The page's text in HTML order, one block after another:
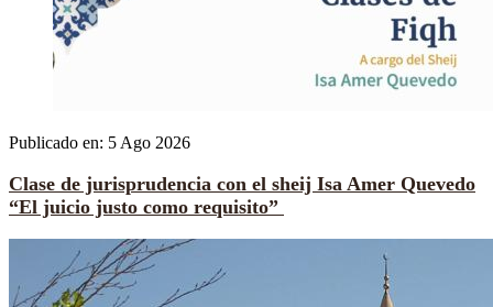
Publicado en: 5 Ago 2026
Clase de jurisprudencia con el sheij Isa Amer Quevedo
“El juicio justo como requisito”